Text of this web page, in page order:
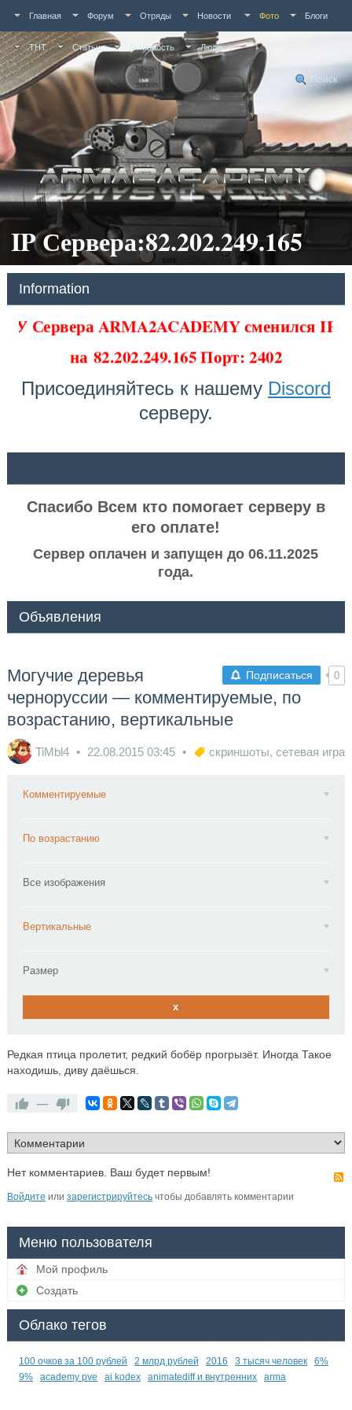
Главная Форум Отряды Новости Фото Блоги
ТНТ Статьи Активность Люди
Поиск
IP Сервера:82.202.249.165
Information
У Сервера ARMA2ACADEMY сменился IP
на82.202.249.165 Порт: 2402
Присоединяйтесь к нашему Discord
серверу.
Спасибо Всем кто помогает серверу в
его оплате!
Сервер оплачен и запущен до 06.11.2025
года.
Объявления
Подписаться 0
Могучие деревья
черноруссии — комментируемые, по
возрастанию, вертикальные
TiMbl4 22.08.2015 03:45 скриншоты, сетевая игра
Комментируемые
По возрастанию
Все изображения
Вертикальные
Размер
x
Редкая птица пролетит, редкий бобёр прогрызёт. Иногда Такое
находишь, диву даёшься.
—
Нет комментариев. Ваш будет первым!
Войдите или зарегистрируйтесьчтобы добавлять комментарии
Меню пользователя
Мой профиль
Создать
Облако тегов
100 очков за 100 рублей 2 млрд рублей 2016 3 тысяч человек
6%
9%
academy pve ai kodex animatediff и внутренних arma